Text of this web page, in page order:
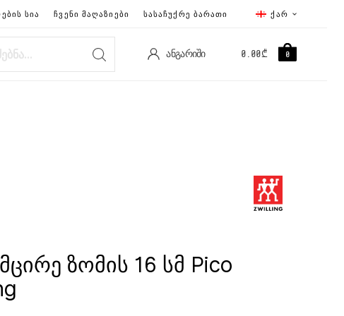
ᲥᲐᲠ
ᲡᲘᲐ ᲩᲕᲔᲜᲘ ᲛᲐᲦᲐᲖᲘᲔᲑᲘ ᲡᲐᲡᲐᲩᲣᲥᲠᲔ ᲑᲐᲠᲐᲗᲘ
ᲐᲜᲒᲐᲠᲘᲨᲘ 0.00₾ 0
ზომის 16 სმ Pico